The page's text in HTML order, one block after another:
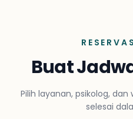
Buat
Pilih layanan, psikolog,
selesai